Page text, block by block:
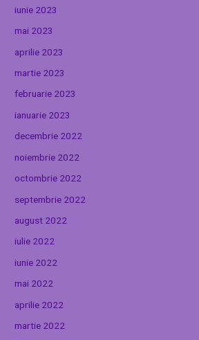
iunie 2023
mai 2023
aprilie 2023
martie 2023
februarie 2023
ianuarie 2023
decembrie 2022
noiembrie 2022
octombrie 2022
septembrie 2022
august 2022
iulie 2022
iunie 2022
mai 2022
aprilie 2022
martie 2022